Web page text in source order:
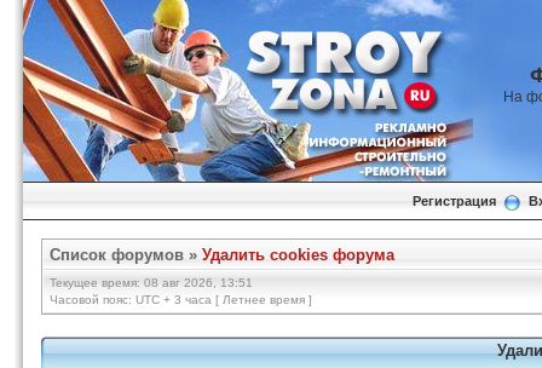
На
Регистрация
Список форумов » Удалить cookies форума
Текущее время: 08 авг 2026, 13:51
Часовой пояс: UTC + 3 часа [ Летнее время ]